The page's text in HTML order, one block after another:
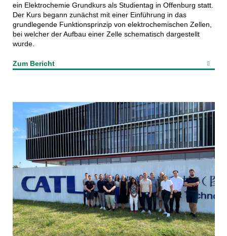
ein Elektrochemie Grundkurs als Studientag in Offenburg statt.
Der Kurs begann zunächst mit einer Einführung in das
grundlegende Funktionsprinzip von elektrochemischen Zellen,
bei welcher der Aufbau einer Zelle schematisch dargestellt
wurde.
Zum Bericht